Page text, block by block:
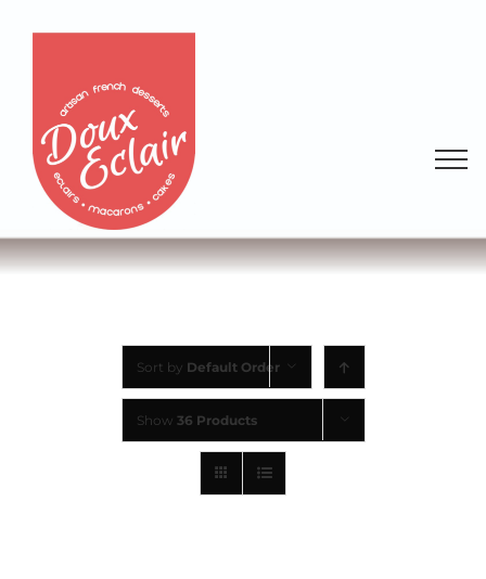
Sort by Default Order
Show 36 Products